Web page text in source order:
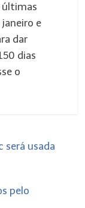
últimas
e
dar
dias
o
será usada
pelo